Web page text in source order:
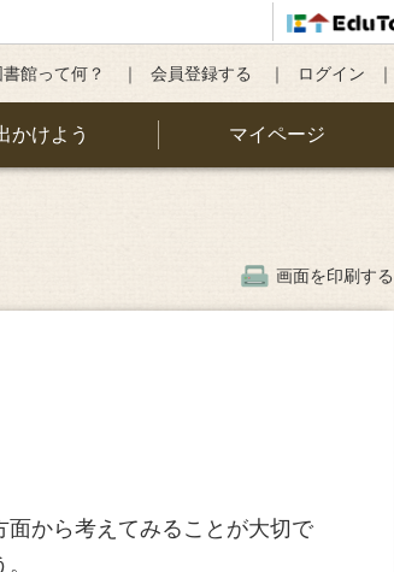
館って何？ 会員登録する ログイン
かけよう マイページ
画面を印刷する
から考えてみることが大切で